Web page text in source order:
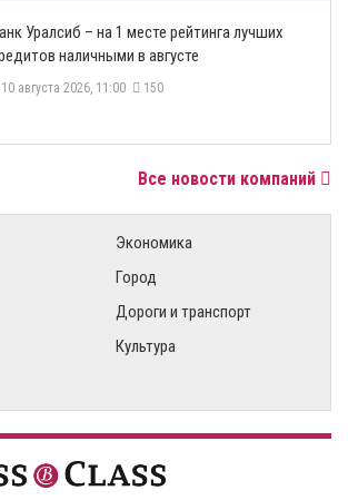
Уралсиб – на 1 месте рейтинга лучших
наличными в августе
10 августа 2026, 11:00 150
Все новости компаний
Экономика
Город
Дороги и транспорт
Культура